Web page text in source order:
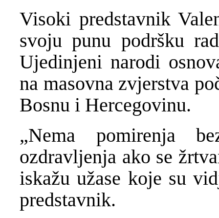
Visoki predstavnik
svoju punu podršku
Ujedinjeni narodi
na masovna zvjerstva
Bosnu i Hercegovinu.
„Nema pomirenja
ozdravljenja ako se
iskažu užase koje su
predstavnik.